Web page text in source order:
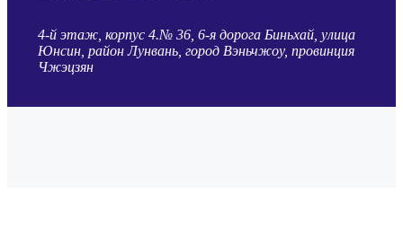
4-й этаж, корпус 4.№ 36, 6-я дорога Биньхай, улица
Юнсин, район Лунвань, город Вэньчжоу, провинция
Чжэцзян